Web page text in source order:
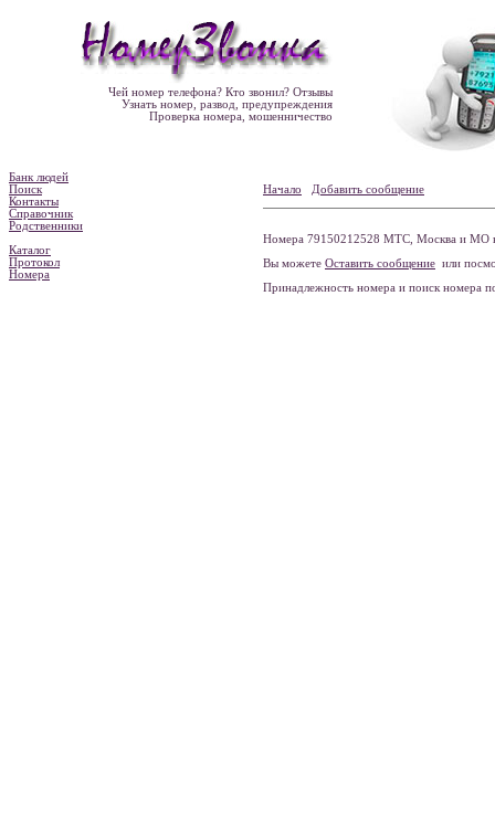
Чей номер телефона? Кто звонил? Отзывы
Узнать номер, развод, предупреждения
Проверка номера, мошенничество
Банк людей
Поиск
Контакты
Справочник
Родственники
Каталог
Протокол
Номера
Начало Добавить сообщение
Номера 79150212528 МТС, Москва и МО
Вы можете Оставить сообщение или
Принадлежность номера и поиск номера